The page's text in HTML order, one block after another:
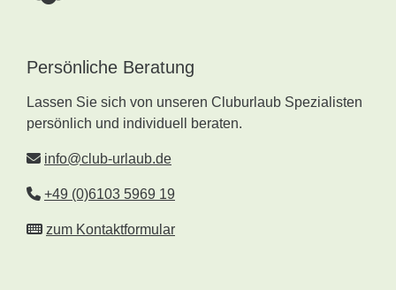
Persönliche Beratung
Lassen Sie sich von unseren Cluburlaub Spezialisten
persönlich und individuell beraten.
info@club-urlaub.de
+49 (0)6103 5969 19
zum Kontaktformular